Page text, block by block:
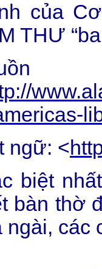
của
THƯ
ngữ: <
biệt
bàn thờ
ngài, các